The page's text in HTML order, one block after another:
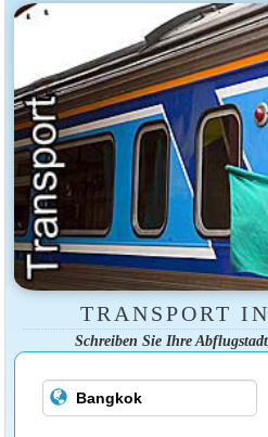
TRANSPORT
Schreiben Sie Ihre